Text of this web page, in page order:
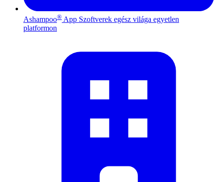
Ashampoo® App Szoftverek egész világa egyetlen
platformon